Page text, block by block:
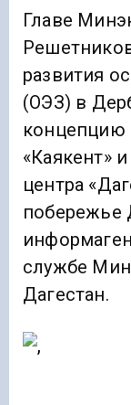
Главе
развития
(ОЭЗ) в
концепцию
«Каякент»
центра
побережье
службе
Дагестан.